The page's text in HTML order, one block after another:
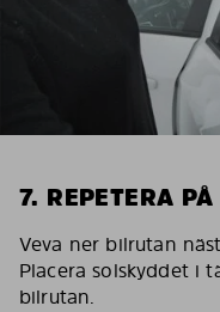
7. REPETERA
Veva ner bilrutan
Placera solskyddet i
bilrutan.